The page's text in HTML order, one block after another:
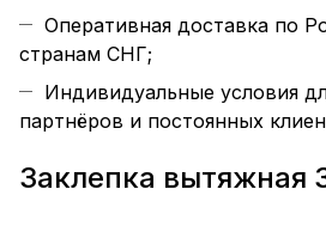
Оперативная доставка по
странам СНГ;
Индивидуальные условия
партнёров и постоянных
Заклепка вытяжная